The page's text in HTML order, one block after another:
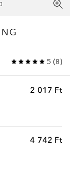
5 (8)
2 017 Ft
4 742 Ft